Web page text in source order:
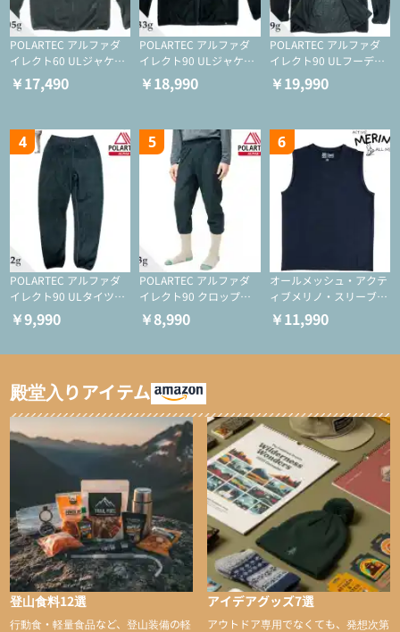
POLARTEC アルファダ
イレクト60 ULジャケッ
ト（登山/ミドルレイヤ
ー/化繊ジャケット）
￥17,490
POLARTEC アルファダ
イレクト90 ULジャケッ
ト（アクティブインサレ
ーション/ミドルレイヤ
￥18,990
POLARTEC アルファダ
イレクト90 ULフーディ
（アクティブインサレー
ション/ミドルレイヤー/
￥19,990
4
POLARTEC アルファダ
イレクト90 ULタイツ
（アクティブインサレー
ション/テント泊用パジ
￥9,990
5
POLARTEC アルファダ
イレクト90 クロップド
ULタイツ（アクティブ
インサレーション/テン
￥8,990
6
オールメッシュ・アクテ
ィブメリノ・スリーブレ
ス
￥11,990
殿堂入りアイテム
登山食料12選
行動食・軽量食品など、登山装備の軽
アイデアグッズ7選
アウトドア専用でなくても、発想次第